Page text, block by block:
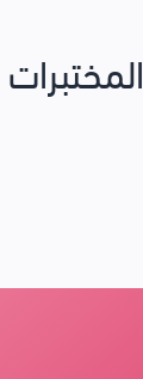
المختبرات